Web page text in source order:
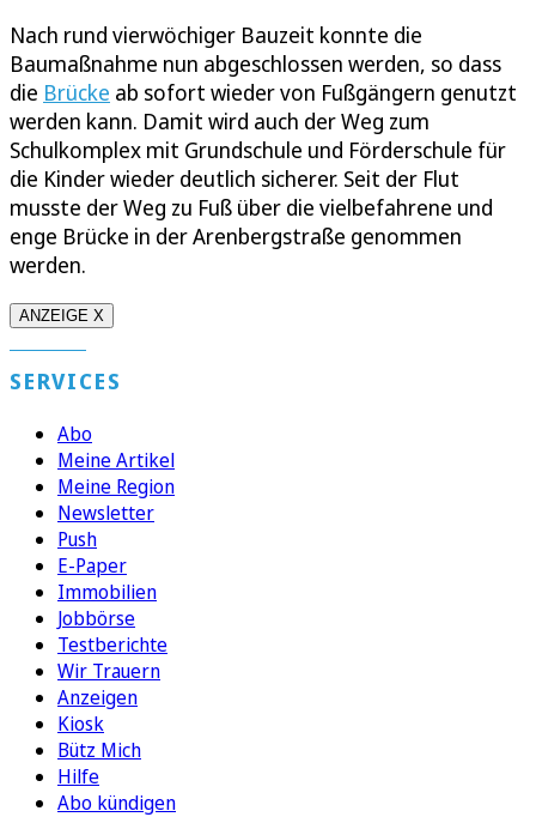
Nach rund vierwöchiger Bauzeit konnte die
Baumaßnahme nun abgeschlossen werden, so dass
die Brücke ab sofort wieder von Fußgängern genutzt
werden kann. Damit wird auch der Weg zum
Schulkomplex mit Grundschule und Förderschule für
die Kinder wieder deutlich sicherer. Seit der Flut
musste der Weg zu Fuß über die vielbefahrene und
enge Brücke in der Arenbergstraße genommen
werden.
ANZEIGE X
SERVICES
Abo
Meine Artikel
Meine Region
Newsletter
Push
E-Paper
Immobilien
Jobbörse
Testberichte
Wir Trauern
Anzeigen
Kiosk
Bütz Mich
Hilfe
Abo kündigen